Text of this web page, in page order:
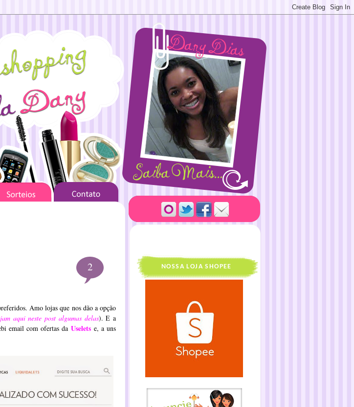
2
Amo lojas que nos dão a opção
aqui neste post algumas delas). E a
email com ofertas da Uselets e, a uns
NOSSA LOJA SHOPEE